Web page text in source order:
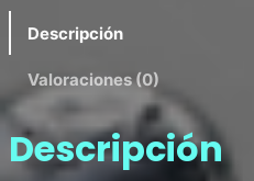
Descripción
Valoraciones (0)
Descripción